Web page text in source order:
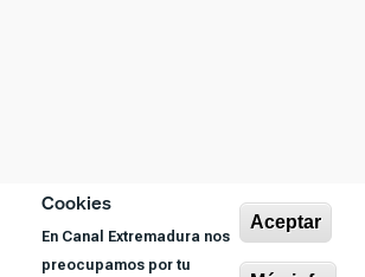
Cookies
En Canal Extremadura nos
preocupamos por tu
Aceptar